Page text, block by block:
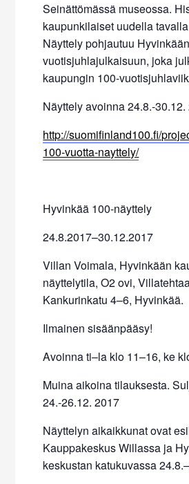
Seinättömässä museossa.
kaupunkilaiset uudella
Näyttely pohjautuu
vuotisjuhlajulkaisuun, joka
kaupungin 100-
Näyttely avoinna 24.8.-30.12.
http://suomifinland100.fi/
100-vuotta-nayttely/
Hyvinkää 100-näyttely
24.8.2017–30.12.2017
Villan Voimala, Hyvinkään
näyttelytila, O2 ovi,
Kankurinkatu 4–6, Hyvinkää.
Ilmainen sisäänpääsy!
Avoinna ti–la klo 11–16, ke
Muina aikoina tilauksesta.
24.-26.12. 2017
Näyttelyn aikaikkunat ovat
Kauppakeskus Willassa ja
keskustan katukuvassa